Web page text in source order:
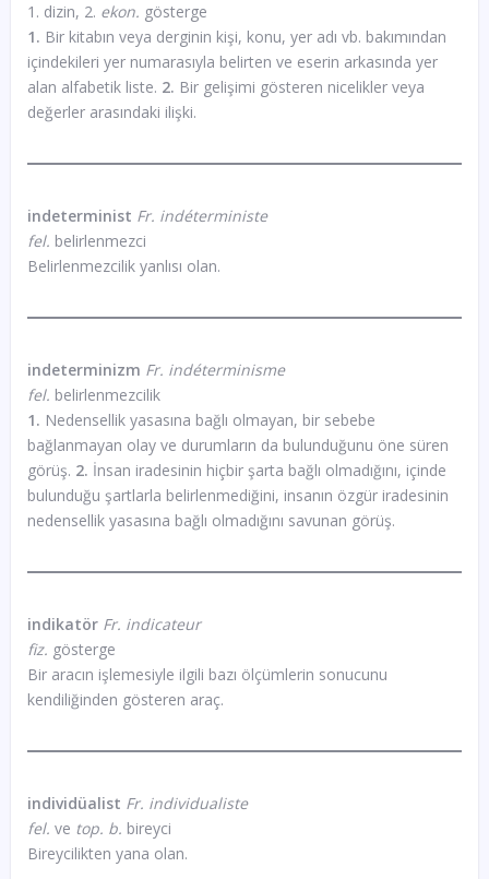
1. dizin, 2. ekon. gösterge
1. Bir kitabın veya derginin kişi, konu, yer adı vb. bakımından
içindekileri yer numarasıyla belirten ve eserin arkasında yer
alan alfabetik liste. 2. Bir gelişimi gösteren nicelikler veya
değerler arasındaki ilişki.
indeterminist Fr. indéterministe
fel. belirlenmezci
Belirlenmezcilik yanlısı olan.
indeterminizm Fr. indéterminisme
fel. belirlenmezcilik
1. Nedensellik yasasına bağlı olmayan, bir sebebe
bağlanmayan olay ve durumların da bulunduğunu öne süren
görüş. 2. İnsan iradesinin hiçbir şarta bağlı olmadığını, içinde
bulunduğu şartlarla belirlenmediğini, insanın özgür iradesinin
nedensellik yasasına bağlı olmadığını savunan görüş.
indikatörFr. indicateur
fiz. gösterge
Bir aracın işlemesiyle ilgili bazı ölçümlerin sonucunu
kendiliğinden gösteren araç.
individüalist Fr. individualiste
fel. ve top. b. bireyci
Bireycilikten yana olan.